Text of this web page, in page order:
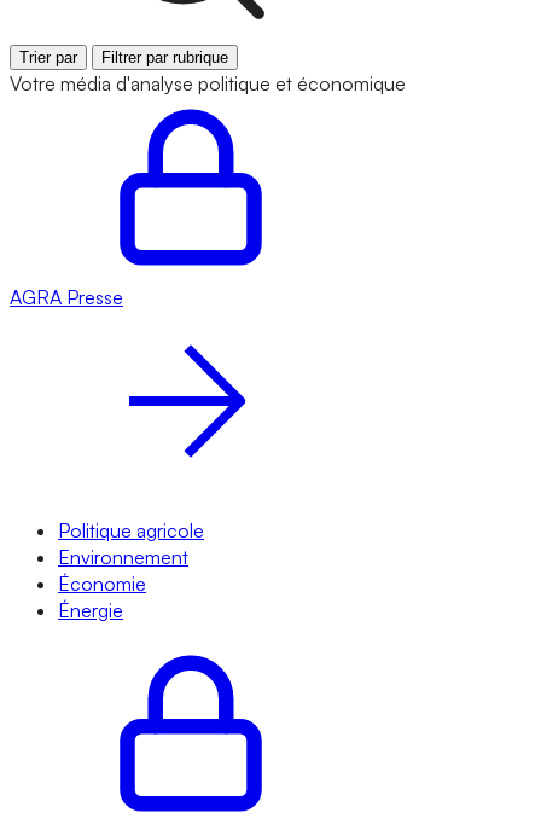
Trier par Filtrer par rubrique
Votre média d'analyse politique et économique
AGRA Presse
Politique agricole
Environnement
Économie
Énergie